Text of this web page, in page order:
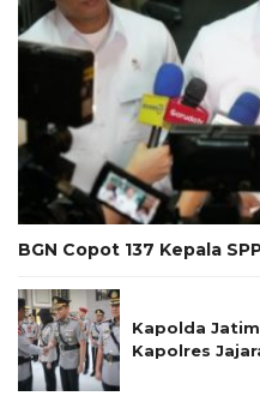
BGN Copot 137 Kepala
Kapolda
Kapolres